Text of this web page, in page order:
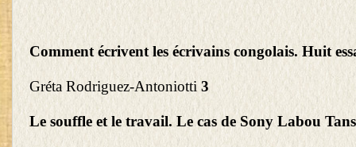
Comment écrivent les écrivains congolais. Huit
Gréta Rodriguez-Antoniotti 3
Le souffle et le travail. Le cas de Sony Labou